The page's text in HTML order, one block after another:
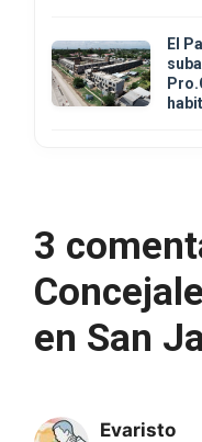
El
3
en San
Evaristo